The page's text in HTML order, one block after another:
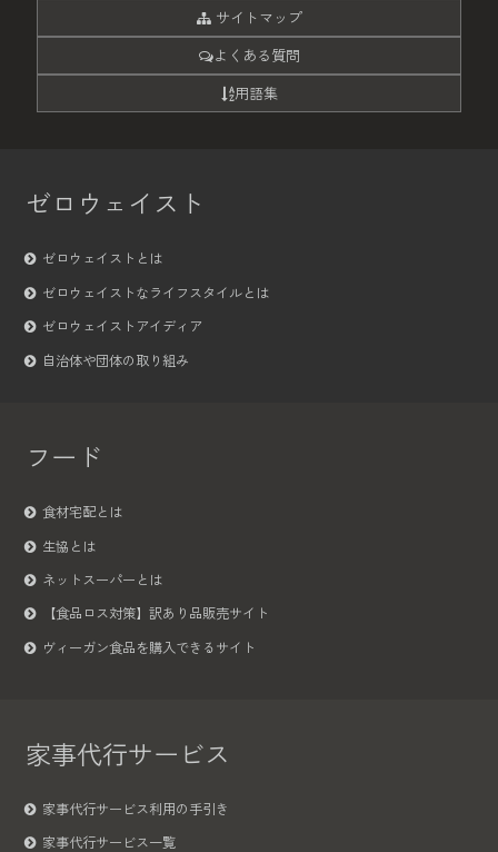
サイトマップ
よくある質問
用語集
ゼロウェイスト
ゼロウェイストとは
ゼロウェイストなライフスタイルとは
ゼロウェイストアイディア
自治体や団体の取り組み
フード
食材宅配とは
生協とは
ネットスーパーとは
【食品ロス対策】訳あり品販売サイト
ヴィーガン食品を購入できるサイト
家事代行サービス
家事代行サービス利用の手引き
家事代行サービス一覧